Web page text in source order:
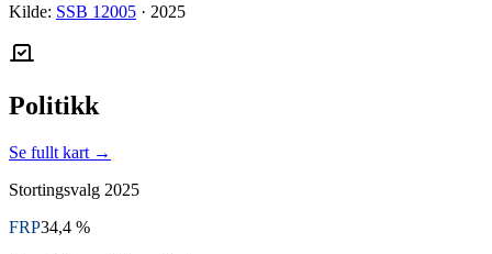
Kilde: SSB 12005 · 2025
Politikk
Se fullt kart →
Stortingsvalg 2025
FRP34,4 %